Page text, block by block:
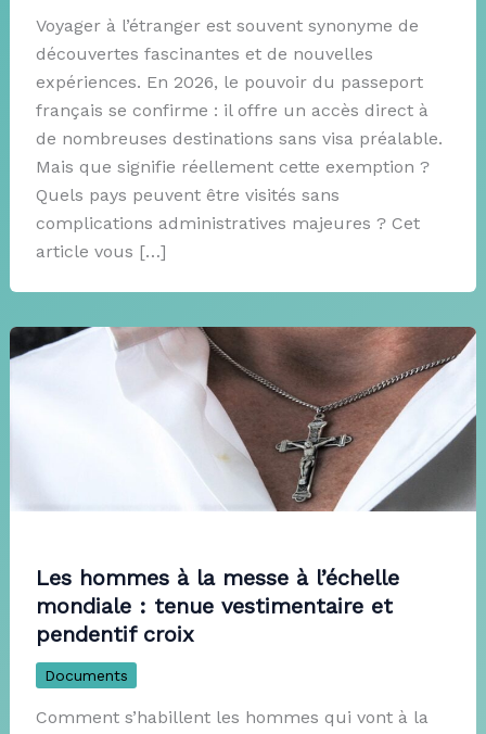
Voyager à l’étranger est souvent synonyme de
découvertes fascinantes et de nouvelles
expériences. En 2026, le pouvoir du passeport
français se confirme : il offre un accès direct à
de nombreuses destinations sans visa préalable.
Mais que signifie réellement cette exemption ?
Quels pays peuvent être visités sans
complications administratives majeures ? Cet
article vous […]
Les hommes à la messe à l’échelle
mondiale : tenue vestimentaire et
pendentif croix
Documents
Comment s’habillent les hommes qui vont à la